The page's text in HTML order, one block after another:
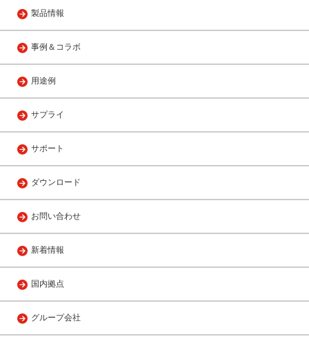
製品情報
事例＆コラボ
用途例
サプライ
サポート
ダウンロード
お問い合わせ
新着情報
国内拠点
グループ会社